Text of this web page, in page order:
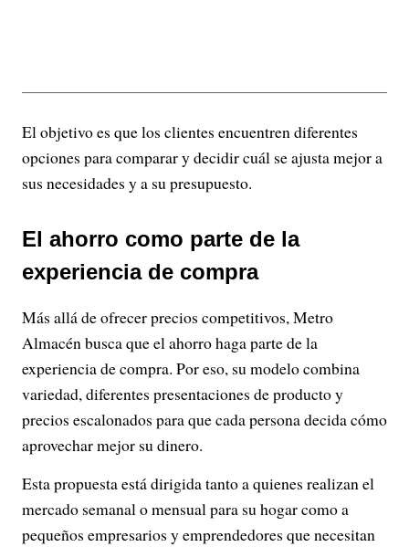
El objetivo es que los clientes encuentren diferentes
opciones para comparar y decidir cuál se ajusta mejor a
sus necesidades y a su presupuesto.
El ahorro como parte de la
experiencia de compra
Más allá de ofrecer precios competitivos, Metro
Almacén busca que el ahorro haga parte de la
experiencia de compra. Por eso, su modelo combina
variedad, diferentes presentaciones de producto y
precios escalonados para que cada persona decida cómo
aprovechar mejor su dinero.
Esta propuesta está dirigida tanto a quienes realizan el
mercado semanal o mensual para su hogar como a
pequeños empresarios y emprendedores que necesitan